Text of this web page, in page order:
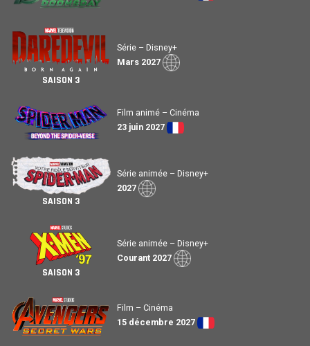
SAISON 3
Série – Disney+
Mars 2027
Film animé – Cinéma
23 juin 2027
SAISON 3
Série animée – Disney+
2027
SAISON 3
Série animée – Disney+
Courant 2027
Film – Cinéma
15 décembre 2027